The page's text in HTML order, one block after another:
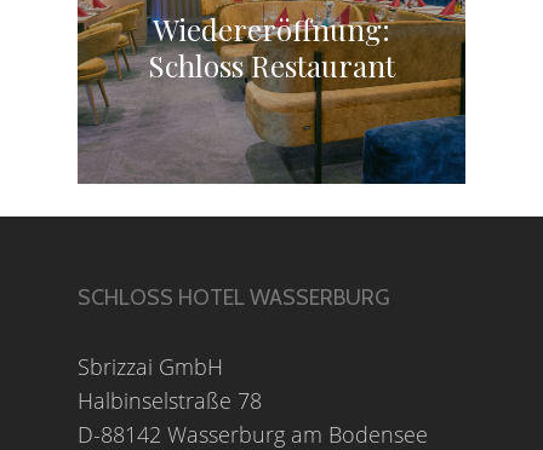
Wiedereröffnung:
Schloss Restaurant
SCHLOSS HOTEL WASSERBURG
Sbrizzai GmbH
Halbinselstraße 78
D-88142 Wasserburg am Bodensee